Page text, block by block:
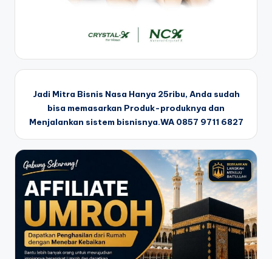
Jadi Mitra Bisnis Nasa Hanya 25ribu, Anda sudah
bisa memasarkan Produk-produknya dan
Menjalankan sistem bisnisnya.WA 0857 9711 6827